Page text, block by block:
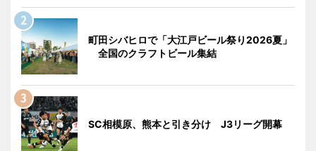
町田シバヒロで「大江戸ビール祭り2026夏」
全国のクラフトビール集結
SC相模原、熊本と引き分け J3リーグ開幕